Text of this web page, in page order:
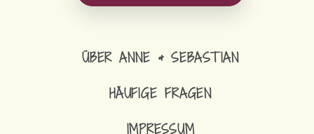
ÜBER ANNE & SEBASTIAN
HÄUFIGE FRAGEN
IMPRESSUM